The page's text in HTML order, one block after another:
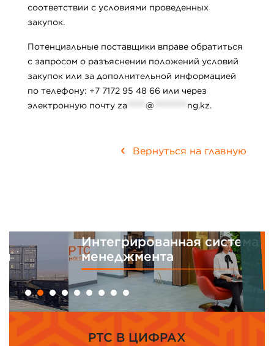
соответствии с условиями проведенных
закупок.
Потенциальные поставщики вправе обратиться
с запросом о разъяснении положений условий
закупок или за дополнительной информацией
по телефону: +7 7172 95 48 66 или через
электронную почту za @ ng.kz.
Вернуться на главную
Интегрированная система
менеджмента
PTC В ЦИФРАХ